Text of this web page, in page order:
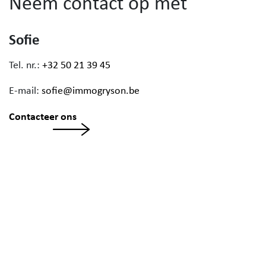
Sofie
Tel. nr.: +32 50 21 39 45
E-mail: sofie@immogryson.be
Contacteer ons